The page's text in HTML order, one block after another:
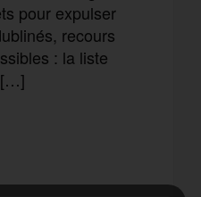
pour expulser
recours
: la liste
[…]
m e